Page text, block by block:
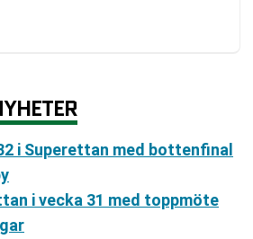
i Superettan med bottenfinal
i vecka 31 med toppmöte